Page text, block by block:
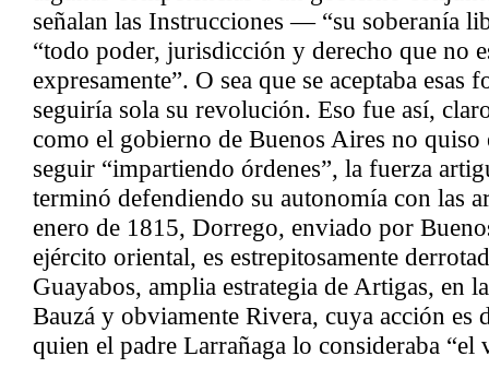
señalan las Instrucciones — “su soberanía
“todo poder, jurisdicción y derecho que no
expresamente”. O sea que se aceptaba esas
seguiría sola su revolución. Eso fue así,
como el gobierno de Buenos Aires no
seguir “impartiendo órdenes”, la fuerza
terminó defendiendo su autonomía con las
enero de 1815, Dorrego, enviado por
ejército oriental, es estrepitosamente
Guayabos, amplia estrategia de Artigas, en
Bauzá y obviamente Rivera, cuya acción es
quien el padre Larrañaga lo consideraba “el